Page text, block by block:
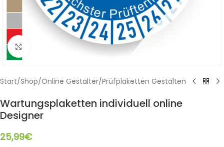
Klicken zum Vergrößern
Start/Shop/Online Gestalter/Prüfplaketten Gestalten
Wartungsplaketten individuell online
Designer
25,99€